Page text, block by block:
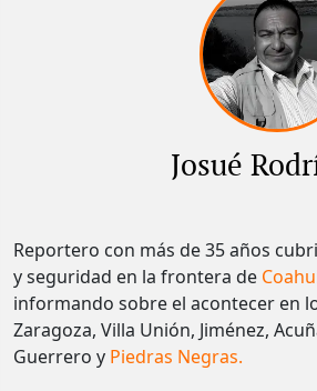
Josué
Reportero con más de 35 años
y seguridad en la frontera de
informando sobre el acontecer en
Zaragoza, Villa Unión, Jiménez,
Guerrero y Piedras Negras.